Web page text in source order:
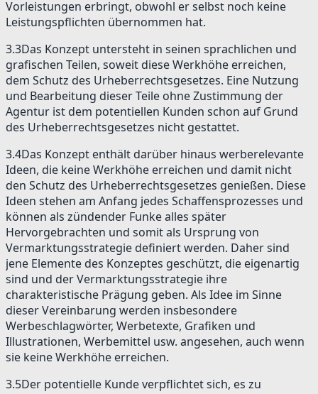
Vorleistungen erbringt, obwohl er selbst noch keine
Leistungspflichten übernommen hat.
3.3Das Konzept untersteht in seinen sprachlichen und
grafischen Teilen, soweit diese Werkhöhe erreichen,
dem Schutz des Urheberrechtsgesetzes. Eine Nutzung
und Bearbeitung dieser Teile ohne Zustimmung der
Agentur ist dem potentiellen Kunden schon auf Grund
des Urheberrechtsgesetzes nicht gestattet.
3.4Das Konzept enthält darüber hinaus werberelevante
Ideen, die keine Werkhöhe erreichen und damit nicht
den Schutz des Urheberrechtsgesetzes genießen. Diese
Ideen stehen am Anfang jedes Schaffensprozesses und
können als zündender Funke alles später
Hervorgebrachten und somit als Ursprung von
Vermarktungsstrategie definiert werden. Daher sind
jene Elemente des Konzeptes geschützt, die eigenartig
sind und der Vermarktungsstrategie ihre
charakteristische Prägung geben. Als Idee im Sinne
dieser Vereinbarung werden insbesondere
Werbeschlagwörter, Werbetexte, Grafiken und
Illustrationen, Werbemittel usw. angesehen, auch wenn
sie keine Werkhöhe erreichen.
3.5Der potentielle Kunde verpflichtet sich, es zu